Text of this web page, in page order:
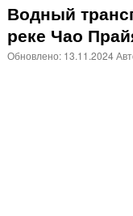
Водный
реке Чао
Обновлено: 13.11.2024